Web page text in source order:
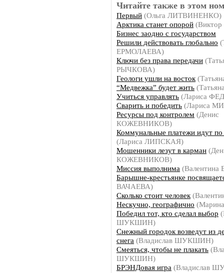
Читайте также в этом
Первый (Ольга ЛИТВИНЕНКО)
Арктика станет опорой
Бизнес заодно с государством
Решили действовать глобально
ЕРМОЛАЕВА)
Ключи без права передачи
РЫЧКОВА)
Геологи ушли на восток
“Медвежка” будет жить
Учиться управлять (Лариса
Сварить и победить (Лариса
Ресурсы под контролем (Денис
КОЖЕВНИКОВ)
Коммунальные платежи идут по
(Лариса ЛИПСКАЯ)
Мошенники лезут в карман
КОЖЕВНИКОВ)
Миссия выполнима
Барышне-крестьянке
ВАЧАЕВА)
Сколько стоит человек
Нескучно, географично
Победил тот, кто сделал выбор
ШУКШИН)
Снежный городок возведут из
снега (Владислав ШУКШИН)
Смеяться, чтобы не плакать
ШУКШИН)
БРЭНДовая игра (Владислав